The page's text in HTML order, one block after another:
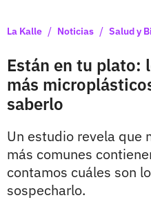
La Kalle / Noticias / Salud y
Están en tu plato:
más
saberlo
Un estudio revela que
más comunes
contamos cuáles son
sospecharlo.